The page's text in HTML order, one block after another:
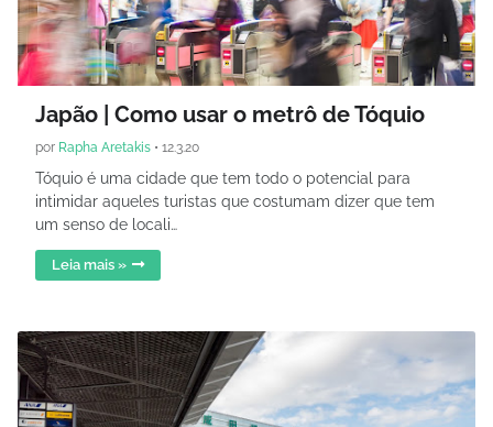
Japão | Como usar o metrô de Tóquio
por Rapha Aretakis • 12.3.20
Tóquio é uma cidade que tem todo o potencial para
intimidar aqueles turistas que costumam dizer que tem
um senso de locali…
Leia mais »